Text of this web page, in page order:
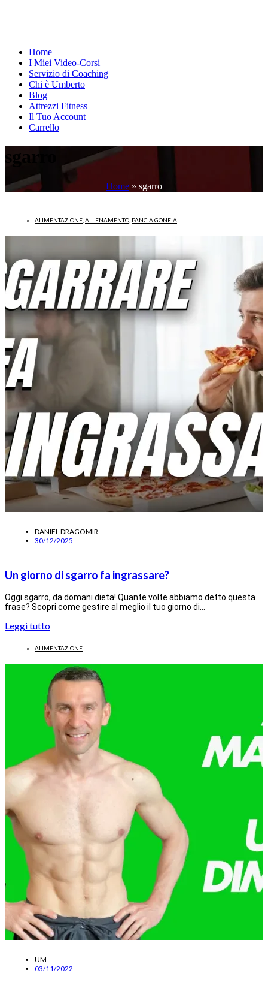
Home
I Miei Video-Corsi
Servizio di Coaching
Chi è Umberto
Blog
Attrezzi Fitness
Il Tuo Account
Carrello
sgarro
Home » sgarro
ALIMENTAZIONE ALLENAMENTO PANCIA GONFIA
DANIEL DRAGOMIR
30/12/2025
Un giorno di sgarro fa ingrassare?
Oggi sgarro, da domani dieta! Quante volte abbiamo detto questa
frase? Scopri come gestire al meglio il tuo giorno di…
Leggi tutto
ALIMENTAZIONE
UM
03/11/2022